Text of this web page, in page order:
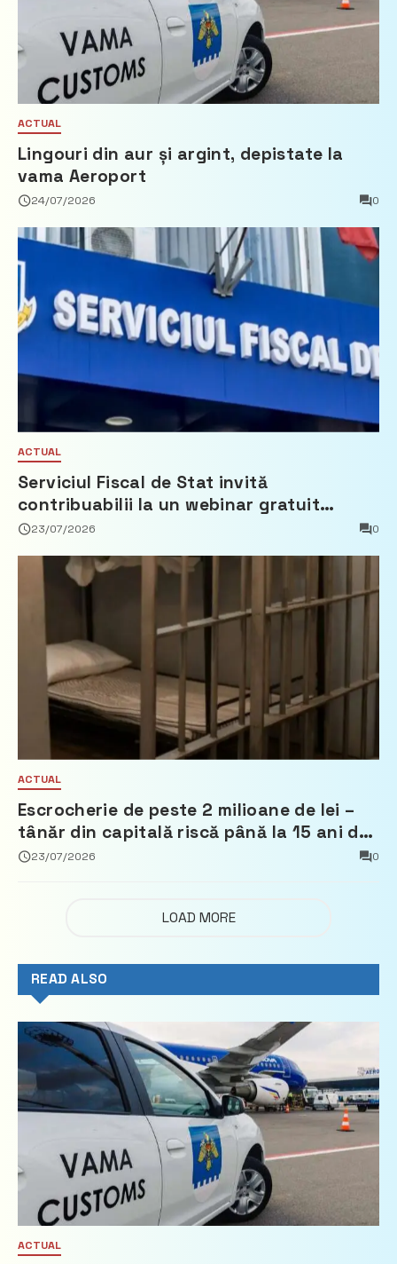
ACTUAL
Lingouri din aur și argint, depistate la
vama Aeroport
24/07/2026 0
ACTUAL
Serviciul Fiscal de Stat invită
contribuabilii la un webinar gratuit
privind calculul impozitului pe bunurile
23/07/2026 0
ACTUAL
Escrocherie de peste 2 milioane de lei –
tânăr din capitală riscă până la 15 ani de
închisoare
23/07/2026 0
LOAD MORE
READ ALSO
ACTUAL